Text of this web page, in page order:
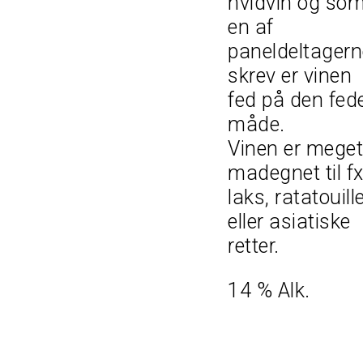
en af
skrev er vinen
fed på den
måde.
Vinen er meget
madegnet til fx
laks,
eller asiatiske
retter.
14 % Alk.